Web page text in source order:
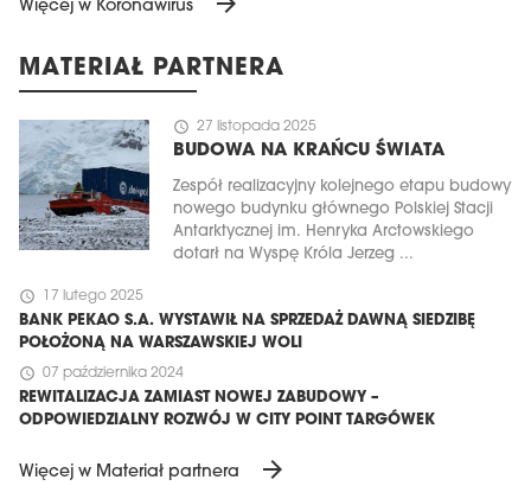
Więcej w Koronawirus
MATERIAŁ PARTNERA
schedule 27 listopada 2025
BUDOWA NA KRAŃCU ŚWIATA
Zespół realizacyjny kolejnego etapu budowy
nowego budynku głównego Polskiej Stacji
Antarktycznej im. Henryka Arctowskiego
dotarł na Wyspę Króla Jerzeg ...
schedule 17 lutego 2025
BANK PEKAO S.A. WYSTAWIŁ NA SPRZEDAŻ DAWNĄ SIEDZIBĘ
POŁOŻONĄ NA WARSZAWSKIEJ WOLI
schedule 07 października 2024
REWITALIZACJA ZAMIAST NOWEJ ZABUDOWY –
ODPOWIEDZIALNY ROZWÓJ W CITY POINT TARGÓWEK
Więcej w Materiał partnera arrow_forward